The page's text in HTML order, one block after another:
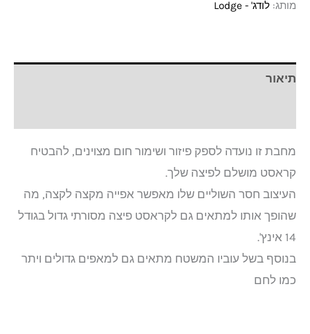
מותג: לודג' - Lodge
תיאור
מחבת זו נועדה לספק פיזור ושימור חום מצוינים, להבטיח
קראסט מושלם לפיצה שלך.
העיצוב חסר השוליים שלו מאפשר אפייה מקצה לקצה, מה
שהופך אותו למתאים גם לקראסט פיצה מסורתי גדול בגודל
14 אינץ'.
בנוסף בשל עוביו המשטח מתאים גם למאפים גדולים ויתר
כמו לחם